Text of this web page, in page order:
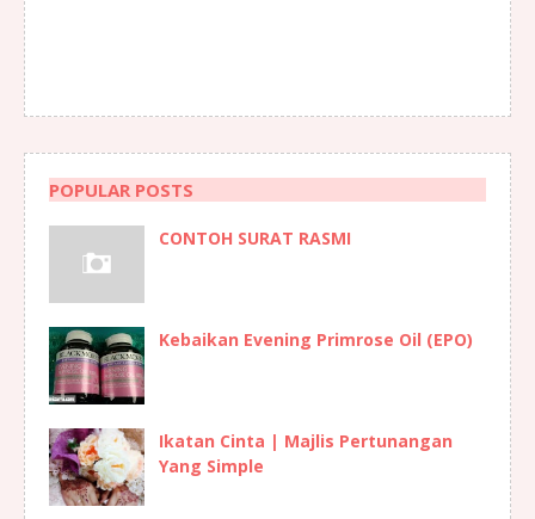
POPULAR POSTS
CONTOH SURAT RASMI
Kebaikan Evening Primrose Oil (EPO)
Ikatan Cinta | Majlis Pertunangan
Yang Simple